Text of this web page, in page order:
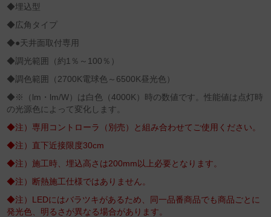
◆埋込型
◆広角タイプ
◆●天井面取付専用
◆調光範囲（約1％～100％）
◆調色範囲（2700K電球色～6500K昼光色）
◆※（lm・lm/W）は白色（4000K）時の数値です。性能値は点灯時
の光源色によって変化します。
◆注）専用コントローラ（別売）と組み合わせてご使用ください。
◆注）直下近接限度30cm
◆注）施工時、埋込高さは200mm以上必要となります。
◆注）断熱施工仕様ではありません。
◆注）LEDにはバラツキがあるため、同一品番商品でも商品ごとに
発光色、明るさが異なる場合があります。